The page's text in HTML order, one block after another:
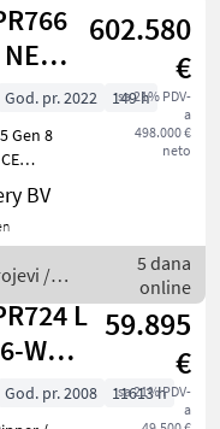
Filtri
CE
602.580
€
sa 21% PDV-
a
498.000 €
neto
God. pr. 2022
149 h
Gen 8
BV
/
5 dana
online
L
WAY
+ EPA
59.895
€
sa 21% PDV-
a
God. pr. 2008
11613 h